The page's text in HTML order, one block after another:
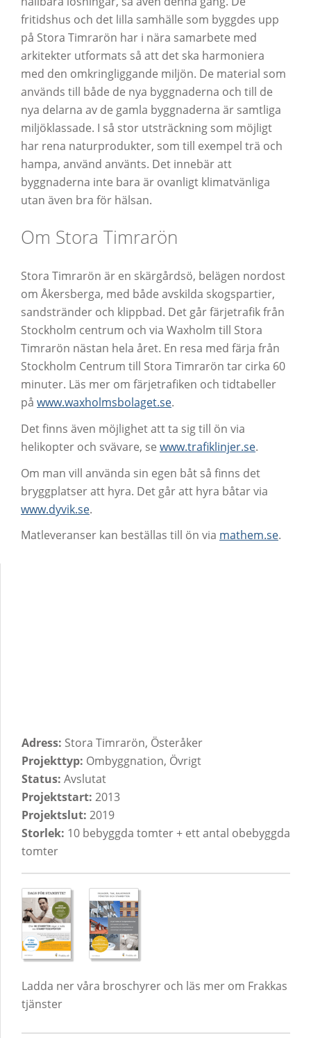
fritidshus och det lilla samhälle som byggdes upp
på Stora Timrarön har i nära samarbete med
arkitekter utformats så att det ska harmoniera
med den omkringliggande miljön. De material som
används till både de nya byggnaderna och till de
nya delarna av de gamla byggnaderna är samtliga
miljöklassade. I så stor utsträckning som möjligt
har rena naturprodukter, som till exempel trä och
hampa, använd använts. Det innebär att
byggnaderna inte bara är ovanligt klimatvänliga
utan även bra för hälsan.
Om Stora Timrarön
Stora Timrarön är en skärgårdsö, belägen nordost
om Åkersberga, med både avskilda skogspartier,
sandstränder och klippbad. Det går färjetrafik från
Stockholm centrum och via Waxholm till Stora
Timrarön nästan hela året. En resa med färja från
Stockholm Centrum till Stora Timrarön tar cirka 60
minuter. Läs mer om färjetrafiken och tidtabeller
på www.waxholmsbolaget.se.
Det finns även möjlighet att ta sig till ön via
helikopter och svävare, se www.trafiklinjer.se.
Om man vill använda sin egen båt så finns det
bryggplatser att hyra. Det går att hyra båtar via
www.dyvik.se.
Matleveranser kan beställas till ön via mathem.se.
Adress: Stora Timrarön, Österåker
Projekttyp: Ombyggnation, Övrigt
Status: Avslutat
Projektstart: 2013
Projektslut: 2019
Storlek: 10 bebyggda tomter + ett antal obebyggda
tomter
Ladda ner våra broschyrer och läs mer om Frakkas
tjänster